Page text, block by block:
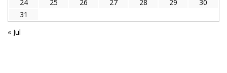
24
25 26 27 28 29
30
31
« Jul